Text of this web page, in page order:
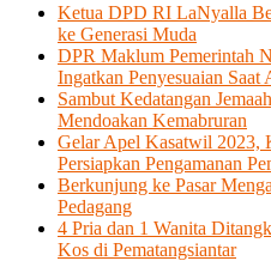
Ketua DPD RI LaNyalla
ke Generasi Muda
DPR Maklum Pemerintah
Ingatkan Penyesuaian Saat
Sambut Kedatangan
Mendoakan Kemabruran
Gelar Apel Kasatwil 2023,
Persiapkan Pengamanan
Berkunjung ke Pasar
Pedagang
4 Pria dan 1 Wanita
Kos di Pematangsiantar